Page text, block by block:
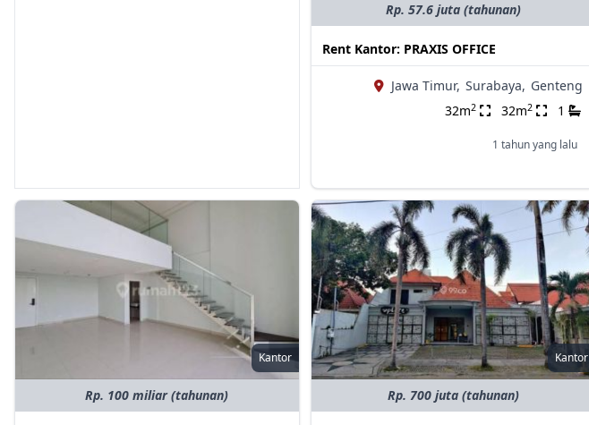
Rp. 57.6 juta (tahunan)
Rent Kantor: PRAXIS OFFICE
Jawa Timur, Surabaya, Genteng
32m2 32m2 1
1 tahun yang lalu
Kantor
Rp. 100 miliar (tahunan)
Kantor
Rp. 700 juta (tahunan)